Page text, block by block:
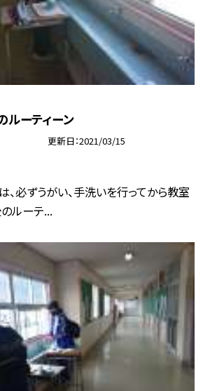
ルーティーン
更新日 2021/03/15
必ずうがい、手洗いを行ってから教室
ルーテ...